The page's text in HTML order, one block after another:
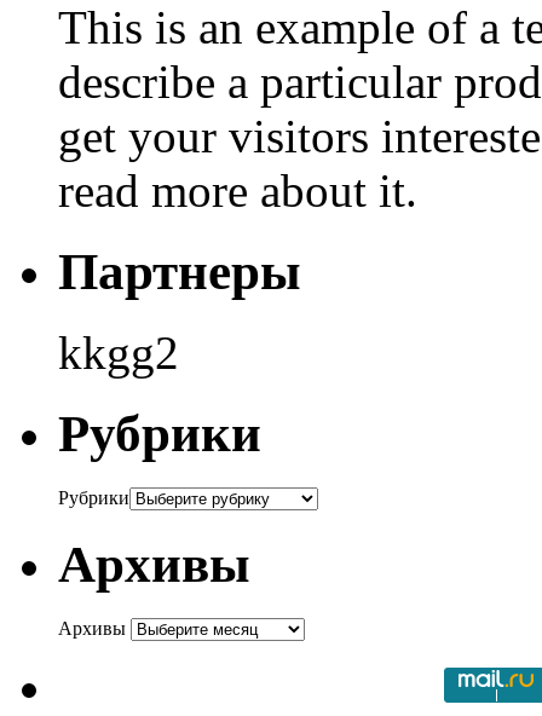
This is an example of a
describe a particular
get your visitors
read more about it.
Партнеры
kkgg2
Рубрики
Рубрики
Архивы
Архивы